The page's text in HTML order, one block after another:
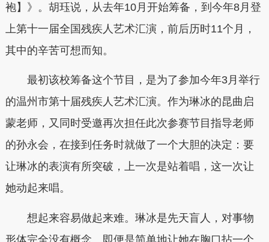
袍】》。胡珏说，从去年10月开始筹备，到今年8月登
上第十一届全国残疾人艺术汇演，前后历时11个月，
其中的辛苦可想而知。
最初该校筹备这个节目，是为了参加今年3月举行
的温州市第十届残疾人艺术汇演。作为琳冰的昆曲启
蒙老师，又同时受邀再次担任此次参赛节目指导老师
的孙永会，在接到任务时就做了一个大胆的决定：要
让琳冰的表演有所突破，上一次是站着唱，这一次让
她动起来唱。
想起来容易做起来难。琳冰是先天盲人，对事物
形体完全没有概念。即便是简单地让她在胸口拈一个